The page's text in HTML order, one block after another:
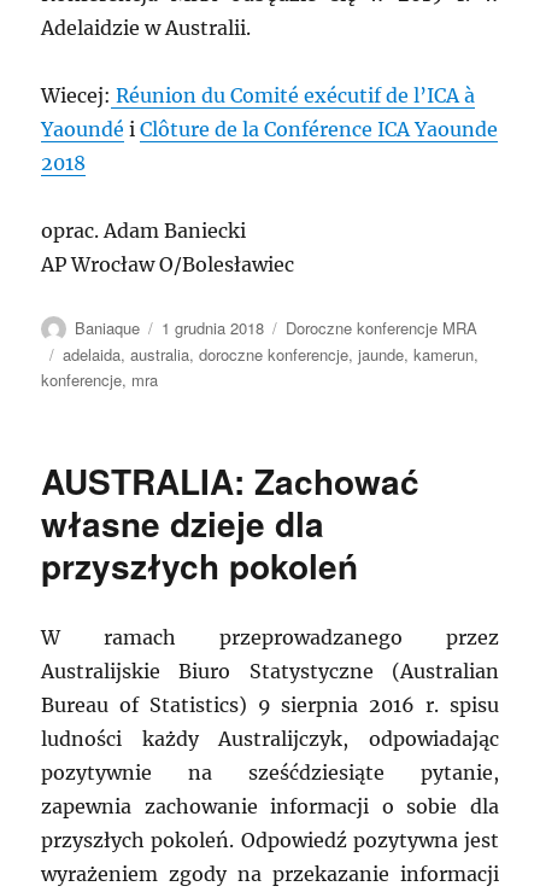
Adelaidzie w Australii.
Wiecej: Réunion du Comité exécutif de l’ICA à
Yaoundé iClôture de la Conférence ICA Yaounde
2018
oprac. Adam Baniecki
AP Wrocław O/Bolesławiec
Autor
Baniaque
Data
publikacji
1 grudnia 2018 Kategorie
Doroczne konferencje MRA
Tagi
adelaida,australia,doroczne konferencje,jaunde,kamerun,
konferencje, mra
AUSTRALIA: Zachować
własne dzieje dla
przyszłych pokoleń
W ramach przeprowadzanego przez
Australijskie Biuro Statystyczne (Australian
Bureau of Statistics) 9 sierpnia 2016 r. spisu
ludności każdy Australijczyk, odpowiadając
pozytywnie na sześćdziesiąte pytanie,
zapewnia zachowanie informacji o sobie dla
przyszłych pokoleń. Odpowiedź pozytywna jest
wyrażeniem zgody na przekazanie informacji